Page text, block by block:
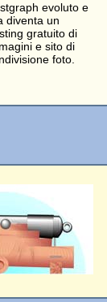
evoluto e
diventa un
gratuito di
e sito di
foto.